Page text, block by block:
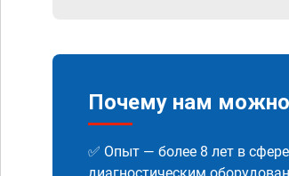
Почему нам
✅ Опыт — более 8 лет в